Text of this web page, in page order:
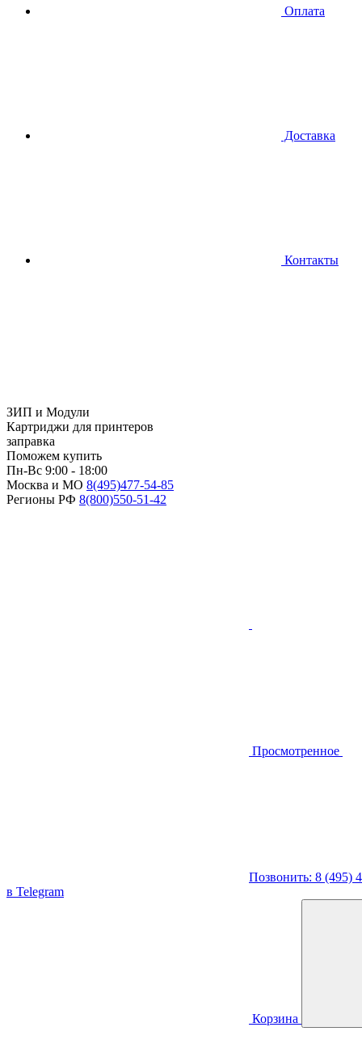
Оплата
Доставка
Контакты
ЗИП и Модули
Картриджи для принтеров
заправка
Поможем купить
Пн-Вс 9:00 - 18:00
Москва и МО 8(495)477-54-85
Регионы РФ 8(800)550-51-42
Просмотренное
Позвонить: 8 (495)
в Telegram
Корзина